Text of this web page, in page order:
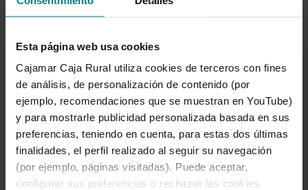
Esta página web usa cookies
Cajamar Caja Rural utiliza cookies de terceros con fines
de análisis, de personalización de contenido (por
ejemplo, recomendaciones que se muestran en YouTube)
y para mostrarle publicidad personalizada basada en sus
preferencias, teniendo en cuenta, para estas dos últimas
finalidades, el perfil realizado al seguir su navegación
(por ejemplo, páginas visitadas). Puede aceptar,
configurar sus preferencias o rechazar las cookies
comunicacion@grupocooperativocajamar.com
@PrensaCajamar
Ir a Sala de prensa